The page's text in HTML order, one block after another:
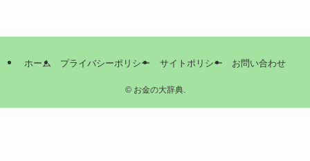
ホーム プライバシーポリシー サイトポリシー お問い合わせ
©お金の大辞典.